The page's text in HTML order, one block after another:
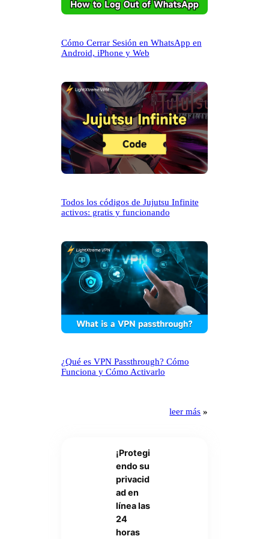
Cómo Cerrar Sesión en WhatsApp en
Android, iPhone y Web
Todos los códigos de Jujutsu Infinite
activos: gratis y funcionando
¿Qué es VPN Passthrough? Cómo
Funciona y Cómo Activarlo
leer más »
¡Protegi
endo su
privacid
ad en
línea las
24
horas